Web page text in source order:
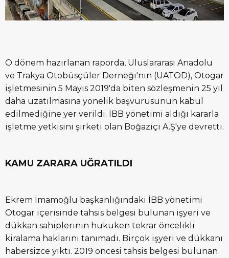
O dönem hazırlanan raporda, Uluslararası Anadolu
ve Trakya Otobüsçüler Derneği'nin (UATOD), Otogar
işletmesinin 5 Mayıs 2019'da biten sözleşmenin 25 yıl
daha uzatılmasına yönelik başvurusunun kabul
edilmediğine yer verildi. İBB yönetimi aldığı kararla
işletme yetkisini şirketi olan Boğaziçi A.Ş'ye devretti.
KAMU ZARARA UĞRATILDI
Ekrem İmamoğlu başkanlığındaki İBB yönetimi
Otogar içerisinde tahsis belgesi bulunan işyeri ve
dükkan sahiplerinin hukuken tekrar öncelikli
kiralama haklarını tanımadı. Birçok işyeri ve dükkanı
habersizce yıktı. 2019 öncesi tahsis belgesi bulunan